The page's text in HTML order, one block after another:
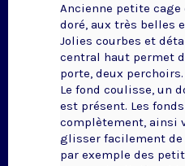
Ancienne petite
doré, aux très belles
Jolies courbes et
central haut permet
porte, deux perchoirs.
Le fond coulisse, un
est présent. Les
complètement, ainsi
glisser facilement de
par exemple des